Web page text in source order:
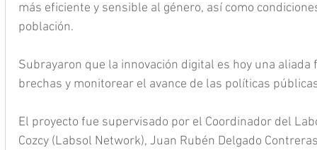
más eficiente y sensible al género, así como
población.
Subrayaron que la innovación digital es hoy una
brechas y monitorear el avance de las políticas
El proyecto fue supervisado por el Coordinador del
Cozcy (Labsol Network), Juan Rubén Delgado